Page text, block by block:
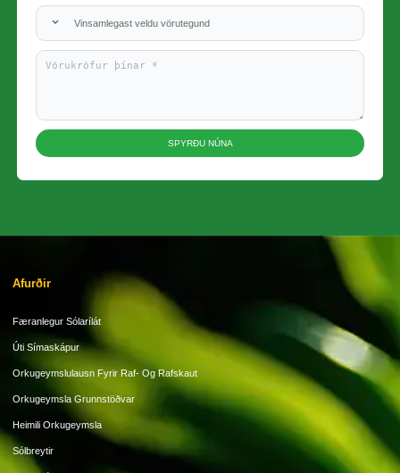
Vinsamlegast veldu vörutegund
SPYRÐU NÚNA
Afurðir
Færanlegur Sólarílát
Úti Símaskápur
Orkugeymslulausn Fyrir Raf- Og Rafskaut
Orkugeymsla Grunnstöðvar
Heimili Orkugeymsla
Sólbreytir